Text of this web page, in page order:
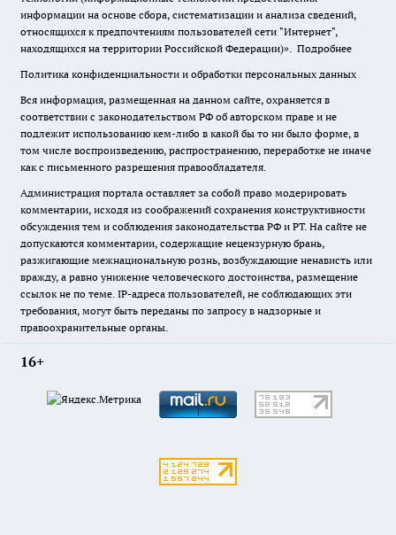
информации на основе сбора, систематизации и анализа сведений,
относящихся к предпочтениям пользователей сети "Интернет",
находящихся на территории Российской Федерации)». Подробнее
Политика конфиденциальности и обработки персональных данных
Вся информация, размещенная на данном сайте, охраняется в
соответствии с законодательством РФ об авторском праве и не
подлежит использованию кем-либо в какой бы то ни было форме, в
том числе воспроизведению, распространению, переработке не иначе
как с письменного разрешения правообладателя.
Администрация портала оставляет за собой право модерировать
комментарии, исходя из соображений сохранения конструктивности
обсуждения тем и соблюдения законодательства РФ и РТ. На сайте не
допускаются комментарии, содержащие нецензурную брань,
разжигающие межнациональную рознь, возбуждающие ненависть или
вражду, а равно унижение человеческого достоинства, размещение
ссылок не по теме. IP-адреса пользователей, не соблюдающих эти
требования, могут быть переданы по запросу в надзорные и
правоохранительные органы.
16+